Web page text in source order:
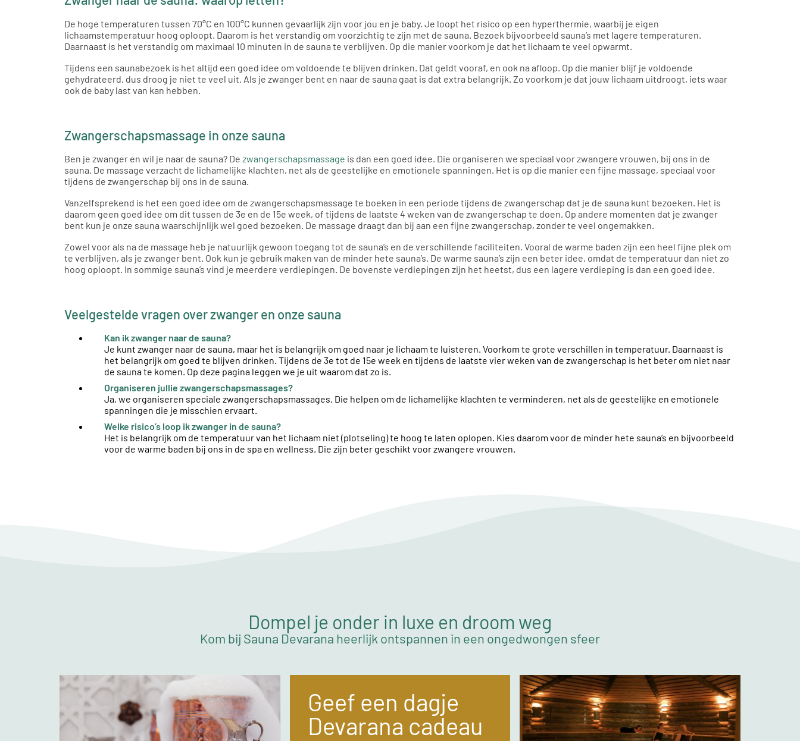
De hoge temperaturen tussen 70°C en 100°C kunnen gevaarlijk zijn voor jou en je baby. Je loopt het risico op een hyperthermie, waarbij je eigen
lichaamstemperatuur hoog oploopt. Daarom is het verstandig om voorzichtig te zijn met de sauna. Bezoek bijvoorbeeld sauna’s met lagere temperaturen.
Daarnaast is het verstandig om maximaal 10 minuten in de sauna te verblijven. Op die manier voorkom je dat het lichaam te veel opwarmt.
Tijdens een saunabezoek is het altijd een goed idee om voldoende te blijven drinken. Dat geldt vooraf, en ook na afloop. Op die manier blijf je voldoende
gehydrateerd, dus droog je niet te veel uit. Als je zwanger bent en naar de sauna gaat is dat extra belangrijk. Zo voorkom je dat jouw lichaam uitdroogt, iets waar
ook de baby last van kan hebben.
Zwangerschapsmassage in onze sauna
Ben je zwanger en wil je naar de sauna? De zwangerschapsmassage is dan een goed idee. Die organiseren we speciaal voor zwangere vrouwen, bij ons in de
sauna. De massage verzacht de lichamelijke klachten, net als de geestelijke en emotionele spanningen. Het is op die manier een fijne massage, speciaal voor
tijdens de zwangerschap bij ons in de sauna.
Vanzelfsprekend is het een goed idee om de zwangerschapsmassage te boeken in een periode tijdens de zwangerschap dat je de sauna kunt bezoeken. Het is
daarom geen goed idee om dit tussen de 3e en de 15e week, of tijdens de laatste 4 weken van de zwangerschap te doen. Op andere momenten dat je zwanger
bent kun je onze sauna waarschijnlijk wel goed bezoeken. De massage draagt dan bij aan een fijne zwangerschap, zonder te veel ongemakken.
Zowel voor als na de massage heb je natuurlijk gewoon toegang tot de sauna’s en de verschillende faciliteiten. Vooral de warme baden zijn een heel fijne plek om
te verblijven, als je zwanger bent. Ook kun je gebruik maken van de minder hete sauna’s. De warme sauna’s zijn een beter idee, omdat de temperatuur dan niet zo
hoog oploopt. In sommige sauna’s vind je meerdere verdiepingen. De bovenste verdiepingen zijn het heetst, dus een lagere verdieping is dan een goed idee.
Veelgestelde vragen over zwanger en onze sauna
Kan ik zwanger naar de sauna?
Je kunt zwanger naar de sauna, maar het is belangrijk om goed naar je lichaam te luisteren. Voorkom te grote verschillen in temperatuur. Daarnaast is
het belangrijk om goed te blijven drinken. Tijdens de 3e tot de 15e week en tijdens de laatste vier weken van de zwangerschap is het beter om niet naar
de sauna te komen. Op deze pagina leggen we je uit waarom dat zo is.
Organiseren jullie zwangerschapsmassages?
Ja, we organiseren speciale zwangerschapsmassages. Die helpen om de lichamelijke klachten te verminderen, net als de geestelijke en emotionele
spanningen die je misschien ervaart.
Welke risico’s loop ik zwanger in de sauna?
Het is belangrijk om de temperatuur van het lichaam niet (plotseling) te hoog te laten oplopen. Kies daarom voor de minder hete sauna’s en bijvoorbeeld
voor de warme baden bij ons in de spa en wellness. Die zijn beter geschikt voor zwangere vrouwen.
Dompel je onder in luxe en droom weg
Kom bij Sauna Devarana heerlijk ontspannen in een ongedwongen sfeer
Geef een dagje
Devarana cadeau